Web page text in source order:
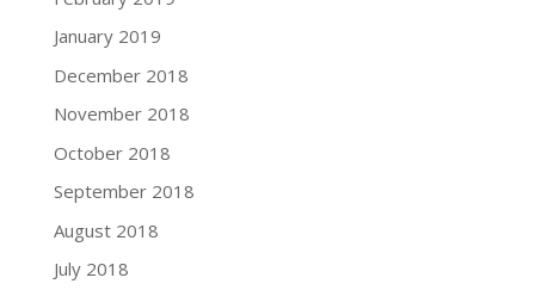
January 2019
December 2018
November 2018
October 2018
September 2018
August 2018
July 2018